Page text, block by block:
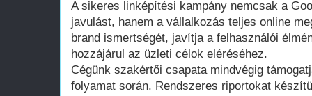
A sikeres linképítési kampány nemcsak a
javulást, hanem a vállalkozás teljes online
brand ismertségét, javítja a felhasználói
hozzájárul az üzleti célok eléréséhez.
Cégünk szakértői csapata mindvégig
folyamat során. Rendszeres riportokat